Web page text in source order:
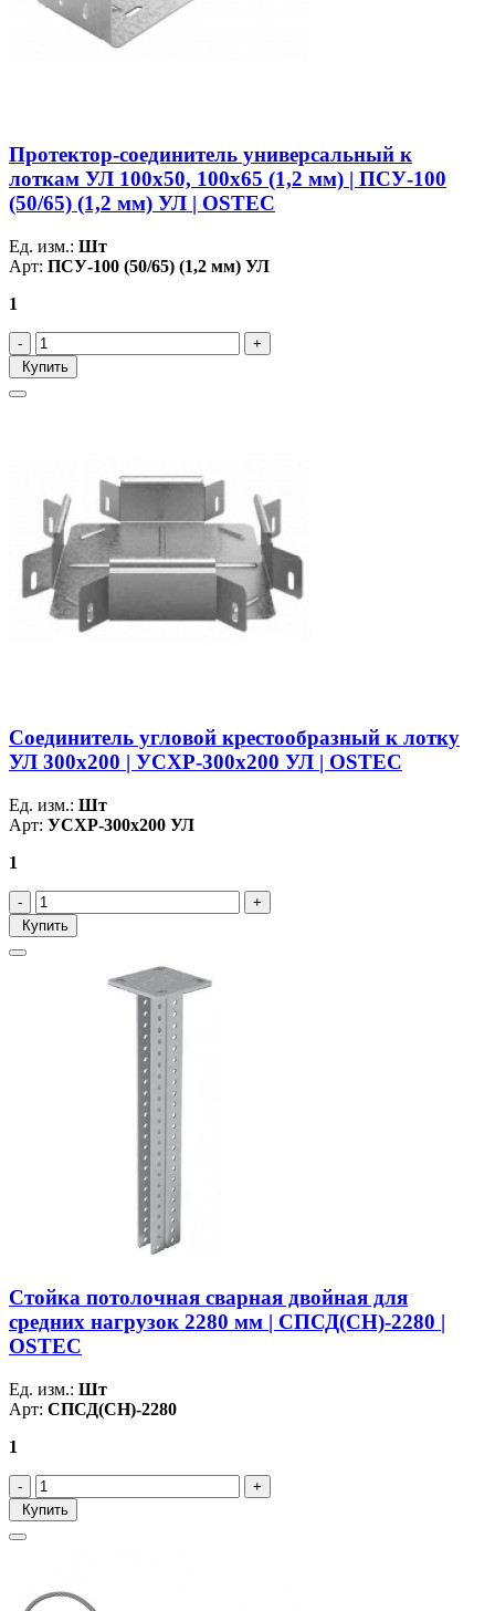
Протектор-соединитель универсальный к
лоткам УЛ 100х50, 100х65 (1,2 мм) | ПСУ-100
(50/65) (1,2 мм) УЛ | OSTEC
Ед. изм.: Шт
Арт: ПСУ-100 (50/65) (1,2 мм) УЛ
1
Купить
Соединитель угловой крестообразный к лотку
УЛ 300х200 | УСХР-300х200 УЛ | OSTEC
Ед. изм.: Шт
Арт: УСХР-300х200 УЛ
1
Купить
Стойка потолочная сварная двойная для
средних нагрузок 2280 мм | СПСД(СН)-2280 |
OSTEC
Ед. изм.: Шт
Арт: СПСД(СН)-2280
1
Купить